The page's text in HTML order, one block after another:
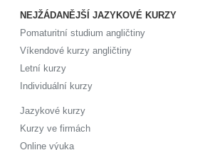
NEJŽÁDANĚJŠÍ JAZYKOVÉ KURZY
Pomaturitní studium angličtiny
Víkendové kurzy angličtiny
Letní kurzy
Individuální kurzy
Jazykové kurzy
Kurzy ve firmách
Online výuka